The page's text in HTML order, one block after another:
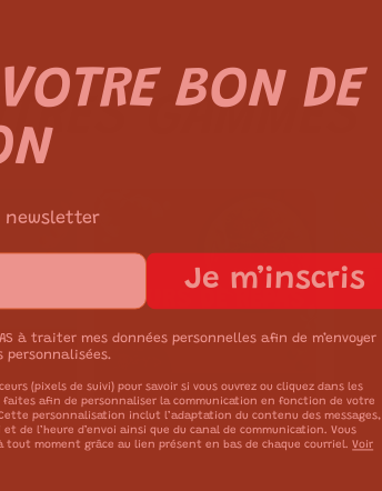
GAMMES
CŒURS DE REPAS
BON DE
newsletter
Je m’inscris
à traiter mes données personnelles afin de m’envoyer
personnalisées.
(pixels de suivi) pour savoir si vous ouvrez ou cliquez dans les
faites afin de personnaliser la communication en fonction de votre
personnalisation inclut l’adaptation du contenu des messages,
de l’heure d’envoi ainsi que du canal de communication. Vous
moment grâce au lien présent en bas de chaque courriel.Voir